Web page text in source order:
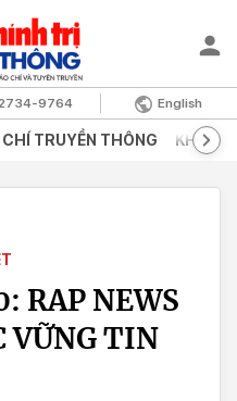
9764 English
CHÍ TRUYỀN THÔNG KHOA
RAP NEWS
VỮNG TIN